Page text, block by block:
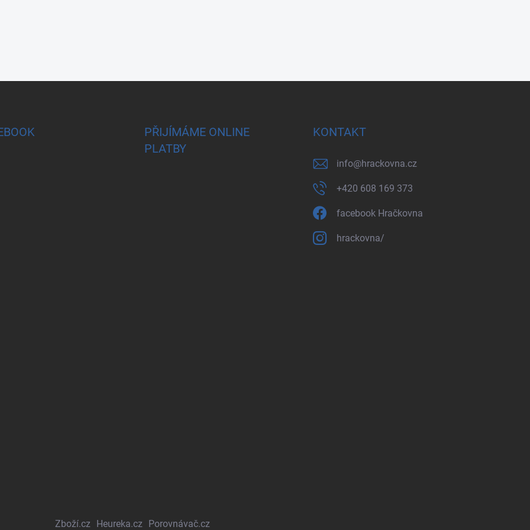
PŘIJÍMÁME ONLINE
PLATBY
KONTAKT
info@hrackovna.cz
+420 608 169 373
facebook Hračkovna
hrackovna/
Zboží.cz Heureka.cz Porovnávač.cz